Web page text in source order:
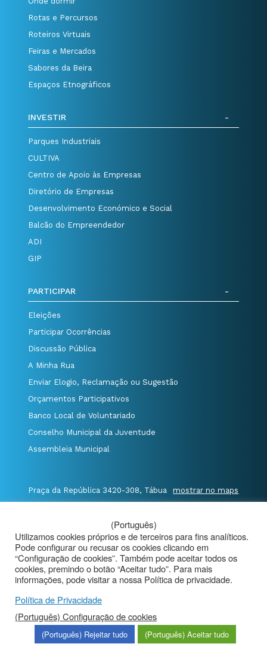
Rotas e Percursos
Roteiros Virtuais
Feiras e Mercados
Sabores da Beira
Espaços Etnográficos
INVESTIR
Parques Industriais
CULTIVA
Centro de Apoio às Empresas
Diretório de Empresas
Desenvolvimento Económico e Social
Balcão do Empreendedor
ADI
GIP
PARTICIPAR
Eleições
Participar Ocorrências
Discussão Pública
A Minha Rua
Enviar Elogio, Reclamação ou Sugestão
Orçamentos Participativos
Banco Local de Voluntariado
Conselho Municipal da Juventude
Assembleia Municipal
Praça da República 3420-308, Tábua mostrar no maps
E. geral@cm-tabua.pt
@Município de Tábua | Mapa do Portal
|
Politica de Privacidade
|
Aviso de Privacidade - Videovigilância
(Português)
Utilizamos cookies próprios e de terceiros para fins analíticos.
Pode configurar ou recusar os cookies clicando em
“Configuração de cookies”. Também pode aceitar todos os
cookies, premindo o botão “Aceitar tudo”. Para mais
informações, pode visitar a nossa Política de privacidade.
Política de Privacidade
(Português) Configuração de cookies
(Português) Rejeitar tudo (Português) Aceitar tudo